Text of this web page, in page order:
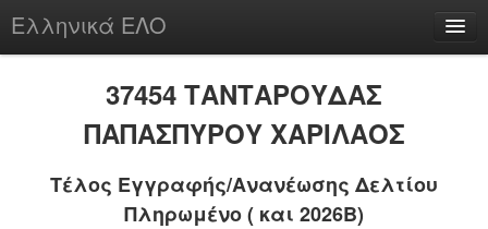
Ελληνικά ΕΛΟ
chesstu.be @ discord
37454 ΤΑΝΤΑΡΟΥΔΑΣ
ΠΑΠΑΣΠΥΡΟΥ ΧΑΡΙΛΑΟΣ
Τέλος Εγγραφής/Ανανέωσης Δελτίου
Πληρωμένο ( και 2026B)